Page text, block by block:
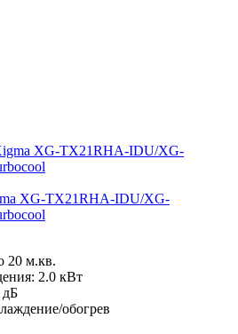
XG-TX21RHA-IDU/XG-
20 м.кв.
2.0 кВт
дБ
обогрев